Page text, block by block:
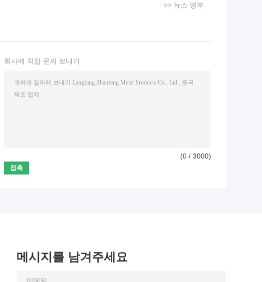
>> 뉴스 명부
회사에 직접 문의 보내기
(0 / 3000)
메시지를 남겨주세요